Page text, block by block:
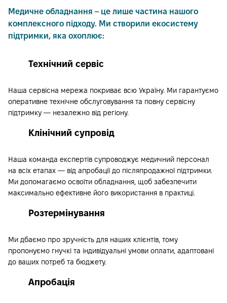
Медичне обладнання – це лише частина нашого
комплексного підходу. Ми створили екосистему
підтримки, яка охоплює:
Технічний сервіс
Наша сервісна мережа покриває всю Україну. Ми гарантуємо
оперативне технічне обслуговування та повну сервісну
підтримку — незалежно від регіону.
Клінічний супровід
Наша команда експертів супроводжує медичний персонал
на всіх етапах — від апробації до післяпродажної підтримки.
Ми допомагаємо освоїти обладнання, щоб забезпечити
максимально ефективне його використання в практиці.
Розтермінування
Ми дбаємо про зручність для наших клієнтів, тому
пропонуємо гнучкі та індивідуальні умови оплати, адаптовані
до ваших потреб та бюджету.
Апробація